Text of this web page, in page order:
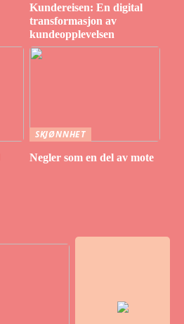
Kundereisen: En digital
transformasjon av
kundeopplevelsen
SKJØNNHET
Negler som en del av mote